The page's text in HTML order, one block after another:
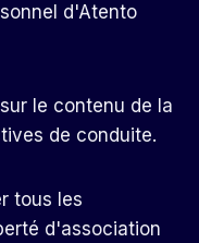
d'Atento
le contenu de la
de conduite.
tous les
d'association